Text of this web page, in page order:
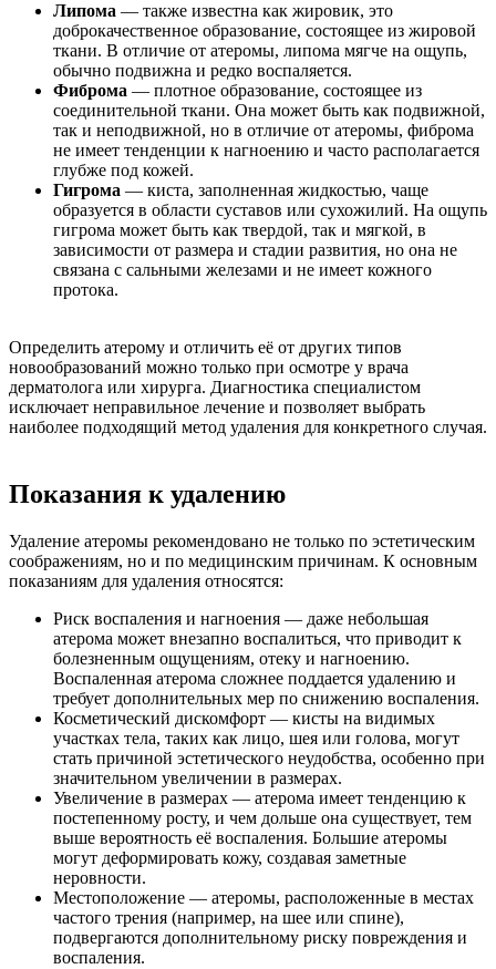
Липома — также известна как жировик, это
доброкачественное образование, состоящее из жировой
ткани. В отличие от атеромы, липома мягче на ощупь,
обычно подвижна и редко воспаляется.
Фиброма — плотное образование, состоящее из
соединительной ткани. Она может быть как подвижной,
так и неподвижной, но в отличие от атеромы, фиброма
не имеет тенденции к нагноению и часто располагается
глубже под кожей.
Гигрома — киста, заполненная жидкостью, чаще
образуется в области суставов или сухожилий. На ощупь
гигрома может быть как твердой, так и мягкой, в
зависимости от размера и стадии развития, но она не
связана с сальными железами и не имеет кожного
протока.
Определить атерому и отличить её от других типов
новообразований можно только при осмотре у врача
дерматолога или хирурга. Диагностика специалистом
исключает неправильное лечение и позволяет выбрать
наиболее подходящий метод удаления для конкретного случая.
Показания к удалению
Удаление атеромы рекомендовано не только по эстетическим
соображениям, но и по медицинским причинам. К основным
показаниям для удаления относятся:
Риск воспаления и нагноения — даже небольшая
атерома может внезапно воспалиться, что приводит к
болезненным ощущениям, отеку и нагноению.
Воспаленная атерома сложнее поддается удалению и
требует дополнительных мер по снижению воспаления.
Косметический дискомфорт — кисты на видимых
участках тела, таких как лицо, шея или голова, могут
стать причиной эстетического неудобства, особенно при
значительном увеличении в размерах.
Увеличение в размерах — атерома имеет тенденцию к
постепенному росту, и чем дольше она существует, тем
выше вероятность её воспаления. Большие атеромы
могут деформировать кожу, создавая заметные
неровности.
Местоположение — атеромы, расположенные в местах
частого трения (например, на шее или спине),
подвергаются дополнительному риску повреждения и
воспаления.